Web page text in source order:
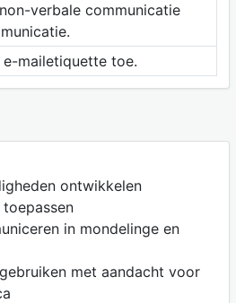
verbale communicatie
mailetiquette toe.
ontwikkelen
in mondelinge en
met aandacht voor